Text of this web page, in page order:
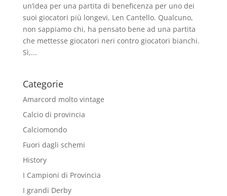
un’idea per una partita di beneficenza per uno dei
suoi giocatori più longevi, Len Cantello. Qualcuno,
non sappiamo chi, ha pensato bene ad una partita
che mettesse giocatori neri contro giocatori bianchi.
Sì,...
Categorie
Amarcord molto vintage
Calcio di provincia
Calciomondo
Fuori dagli schemi
History
I Campioni di Provincia
I grandi Derby